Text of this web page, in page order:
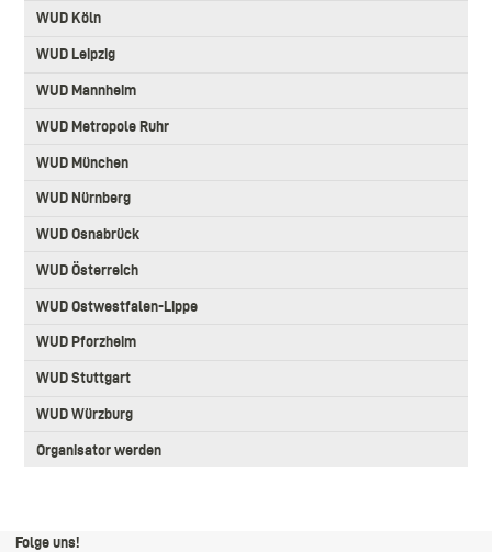
WUD Köln
WUD Leipzig
WUD Mannheim
WUD Metropole Ruhr
WUD München
WUD Nürnberg
WUD Osnabrück
WUD Österreich
WUD Ostwestfalen-Lippe
WUD Pforzheim
WUD Stuttgart
WUD Würzburg
Organisator werden
Folge uns!